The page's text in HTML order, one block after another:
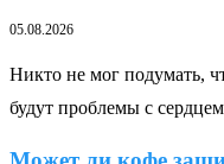
05.08.2026
Никто не мог подумать,
будут проблемы с